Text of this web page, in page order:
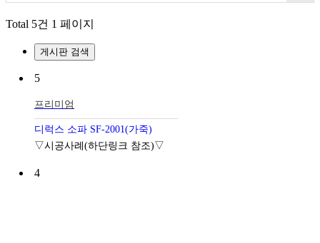
Total 5건 1 페이지
게시판 검색
5
프리미엄
디럭스 소파 SF-2001(가죽)
▽시공사례(하단링크 참조)▽
4